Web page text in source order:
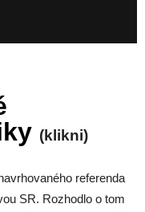
(klikni)
referenda
SR. Rozhodlo o tom